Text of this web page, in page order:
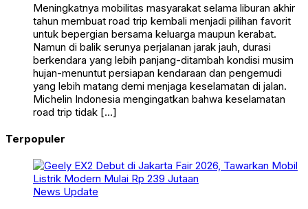
Meningkatnya mobilitas masyarakat selama liburan akhir
tahun membuat road trip kembali menjadi pilihan favorit
untuk bepergian bersama keluarga maupun kerabat.
Namun di balik serunya perjalanan jarak jauh, durasi
berkendara yang lebih panjang-ditambah kondisi musim
hujan-menuntut persiapan kendaraan dan pengemudi
yang lebih matang demi menjaga keselamatan di jalan.
Michelin Indonesia mengingatkan bahwa keselamatan
road trip tidak […]
Terpopuler
News Update